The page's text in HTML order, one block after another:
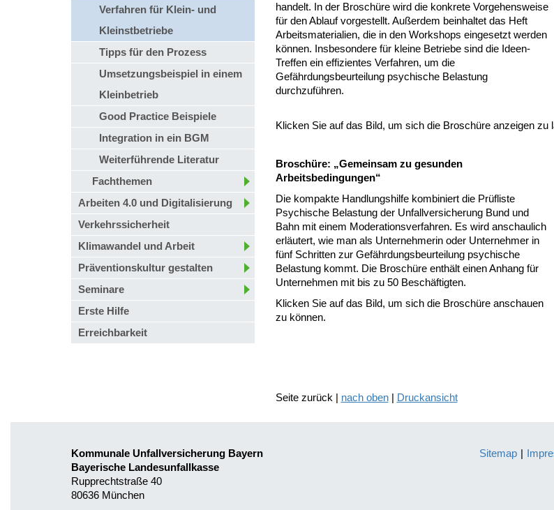
Verfahren für Klein- und
Kleinstbetriebe
Tipps für den Prozess
Umsetzungsbeispiel in einem
Kleinbetrieb
Good Practice Beispiele
Integration in ein BGM
Weiterführende Literatur
Fachthemen
Arbeiten 4.0 und Digitalisierung
Verkehrssicherheit
Klimawandel und Arbeit
Präventionskultur gestalten
Seminare
Erste Hilfe
Erreichbarkeit
handelt. In der Broschüre wird die konkrete Vorgehensweise
für den Ablauf vorgestellt. Außerdem beinhaltet das Heft
Arbeitsmaterialien, die in den Workshops eingesetzt werden
können. Insbesondere für kleine Betriebe sind die Ideen-
Treffen ein effizientes Verfahren, um die
Gefährdungsbeurteilung psychische Belastung
durchzuführen.
Klicken Sie auf das Bild, um sich die Broschüre anzeigen zu
Broschüre: „Gemeinsam zu gesunden
Arbeitsbedingungen“
Die kompakte Handlungshilfe kombiniert die Prüfliste
Psychische Belastung der Unfallversicherung Bund und
Bahn mit einem Moderationsverfahren. Es wird anschaulich
erläutert, wie man als Unternehmerin oder Unternehmer in
fünf Schritten zur Gefährdungsbeurteilung psychische
Belastung kommt. Die Broschüre enthält einen Anhang für
Unternehmen mit bis zu 50 Beschäftigten.
Klicken Sie auf das Bild, um sich die Broschüre anschauen
zu können.
Seite zurück | nach oben| Druckansicht
Kommunale Unfallversicherung Bayern
Bayerische Landesunfallkasse
Rupprechtstraße 40
80636 München
Sitemap |